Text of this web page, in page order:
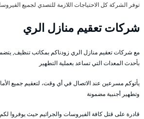
توفر الشركة كل الاحتياجات اللازمة للتصدي لجميع
شركات تعقيم منازل الري
مع شركات تعقيم منازل الري زودناكم بمكاتب تنظيف,
بأحدث المعدات التي تساعد بعملية التطهير
يأتوكم مسرعين عند الاتصال في أي وقت، لتعقيم جميع
وتطهير أجنبية مضمونة
قادرة على قتل كافة الفيروسات والجراثيم حيث يوفروا